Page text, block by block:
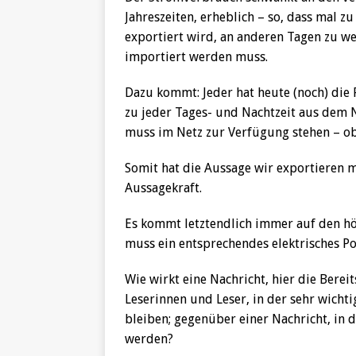
Jahreszeiten, erheblich – so, dass mal
exportiert wird, an anderen Tagen zu
importiert werden muss.
Dazu kommt: Jeder hat heute (noch)
zu jeder Tages- und Nachtzeit aus dem
muss im Netz zur Verfügung stehen –
Somit hat die Aussage wir exportieren
Aussagekraft.
Es kommt letztendlich immer auf den
muss ein entsprechendes elektrisches
Wie wirkt eine Nachricht, hier die
Leserinnen und Leser, in der sehr
bleiben; gegenüber einer Nachricht, in
werden?